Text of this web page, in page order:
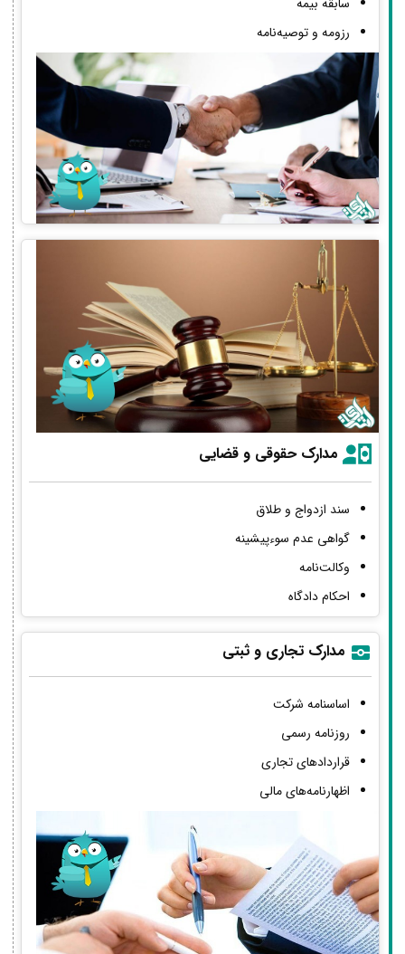
رزومه و توصیه‌نامه
مدارک حقوقی و قضایی
سند ازدواج و طلاق
گواهی عدم سوءپیشینه
وکالت‌نامه
احکام دادگاه
مدارک تجاری و ثبتی
اساسنامه شرکت
روزنامه رسمی
قراردادهای تجاری
اظهارنامه‌های مالی